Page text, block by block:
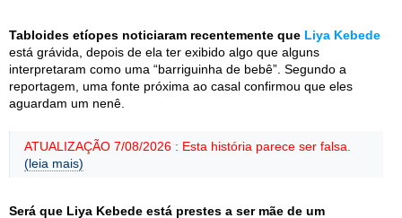
Tabloides etíopes noticiaram recentemente que Liya Kebede
está grávida, depois de ela ter exibido algo que alguns
interpretaram como uma “barriguinha de bebê”. Segundo a
reportagem, uma fonte próxima ao casal confirmou que eles
aguardam um nenê.
ATUALIZAÇÃO 7/08/2026 : Esta história parece ser falsa.
(leia mais)
Será que Liya Kebede está prestes a ser mãe de um